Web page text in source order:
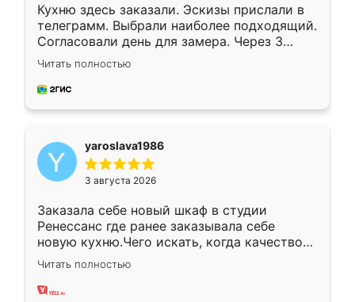
Кухню здесь заказали. Эскизы прислали в
телеграмм. Выбрали наиболее подходящий.
Согласовали день для замера. Через 3
недели кухня была уже готова. Остались
довольны работой. Спасибо Ренессанс
мебель за качественную работу!
Читать полностью
yaroslava1986
3 августа 2026
Заказала себе новый шкаф в студии
Ренессанс где ранее заказывала себе
новую кухню.Чего искать, когда качеством
вполне довольна. Служит кухня уже почти
два года, нареканий нет.
Читать полностью